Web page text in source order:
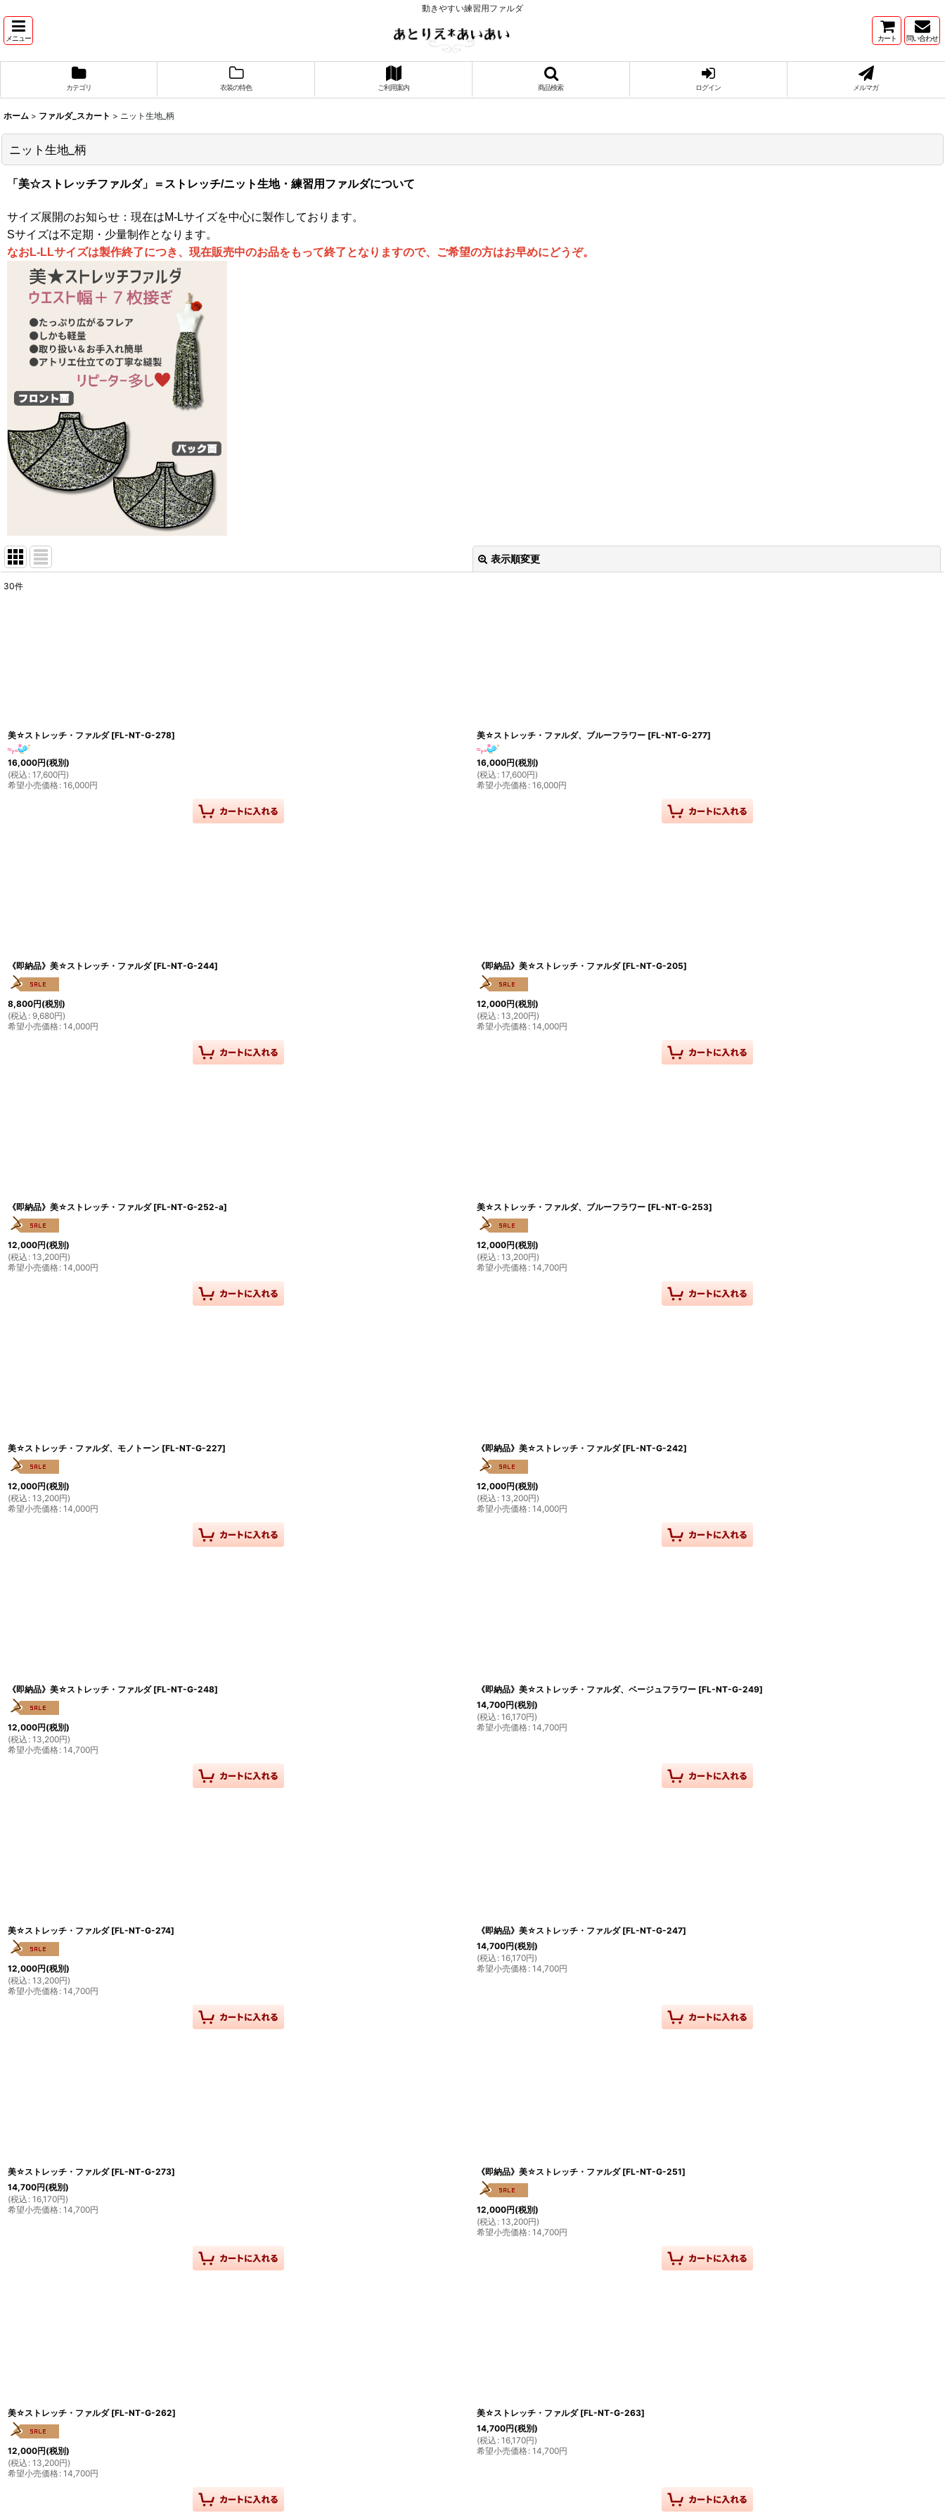
動きやすい練習用ファルダ
メニュー カート 問い合わせ
カテゴリ 衣装の特色 ご利用案内 商品検索 ログイン メルマガ
ホーム > ファルダ_スカート > ニット生地_柄
ニット生地_柄
「美☆ストレッチファルダ」＝ストレッチ/ニット生地・練習用ファルダについて
サイズ展開のお知らせ：現在はM-Lサイズを中心に製作しております。
Sサイズは不定期・少量制作となります。
なおL-LLサイズは製作終了につき、現在販売中のお品をもって終了となりますので、ご希望の方はお早めにどうぞ。
表示順変更
30件
美☆ストレッチ・ファルダ [FL-NT-G-278]
16,000円(税別)
(税込 : 17,600円)
希望小売価格: 16,000円
美☆ストレッチ・ファルダ、ブルーフラワー [FL-NT-G-277]
16,000円(税別)
(税込 : 17,600円)
希望小売価格: 16,000円
《即納品》美☆ストレッチ・ファルダ [FL-NT-G-244]
8,800円(税別)
(税込 : 9,680円)
希望小売価格: 14,000円
《即納品》美☆ストレッチ・ファルダ [FL-NT-G-205]
12,000円(税別)
(税込 : 13,200円)
希望小売価格: 14,000円
《即納品》美☆ストレッチ・ファルダ [FL-NT-G-252-a]
12,000円(税別)
(税込 : 13,200円)
希望小売価格: 14,000円
美☆ストレッチ・ファルダ、ブルーフラワー [FL-NT-G-253]
12,000円(税別)
(税込 : 13,200円)
希望小売価格: 14,700円
美☆ストレッチ・ファルダ、モノトーン [FL-NT-G-227]
12,000円(税別)
(税込 : 13,200円)
希望小売価格: 14,000円
《即納品》美☆ストレッチ・ファルダ [FL-NT-G-242]
12,000円(税別)
(税込 : 13,200円)
希望小売価格: 14,000円
《即納品》美☆ストレッチ・ファルダ [FL-NT-G-248]
12,000円(税別)
(税込 : 13,200円)
希望小売価格: 14,700円
《即納品》美☆ストレッチ・ファルダ、ベージュフラワー [FL-NT-G-249]
14,700円(税別)
(税込 : 16,170円)
希望小売価格: 14,700円
美☆ストレッチ・ファルダ [FL-NT-G-274]
12,000円(税別)
(税込 : 13,200円)
希望小売価格: 14,700円
《即納品》美☆ストレッチ・ファルダ [FL-NT-G-247]
14,700円(税別)
(税込 : 16,170円)
希望小売価格: 14,700円
美☆ストレッチ・ファルダ [FL-NT-G-273]
14,700円(税別)
(税込 : 16,170円)
希望小売価格: 14,700円
《即納品》美☆ストレッチ・ファルダ [FL-NT-G-251]
12,000円(税別)
(税込 : 13,200円)
希望小売価格: 14,700円
美☆ストレッチ・ファルダ [FL-NT-G-262]
12,000円(税別)
(税込 : 13,200円)
希望小売価格: 14,700円
美☆ストレッチ・ファルダ [FL-NT-G-263]
14,700円(税別)
(税込 : 16,170円)
希望小売価格: 14,700円